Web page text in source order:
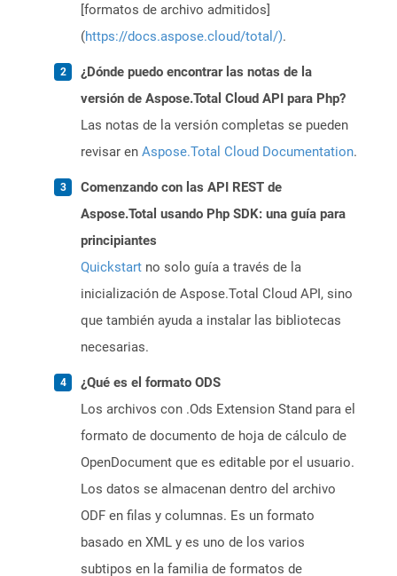
[formatos de archivo admitidos]
(https://docs.aspose.cloud/total/).
¿Dónde puedo encontrar las notas de la
versión de Aspose.Total Cloud API para Php?
Las notas de la versión completas se pueden
revisar en Aspose.Total Cloud Documentation.
Comenzando con las API REST de
Aspose.Total usando Php SDK: una guía para
principiantes
Quickstart no solo guía a través de la
inicialización de Aspose.Total Cloud API, sino
que también ayuda a instalar las bibliotecas
necesarias.
¿Qué es el formato ODS
Los archivos con .Ods Extension Stand para el
formato de documento de hoja de cálculo de
OpenDocument que es editable por el usuario.
Los datos se almacenan dentro del archivo
ODF en filas y columnas. Es un formato
basado en XML y es uno de los varios
subtipos en la familia de formatos de